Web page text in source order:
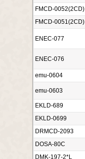
FMCD-0052(2CD)
FMCD-0051(2CD)
ENEC-077
ENEC-076
emu-0604
emu-0603
EKLD-689
EKLD-0699
DRMCD-2093
DOSA-80C
DMK-197-2*L